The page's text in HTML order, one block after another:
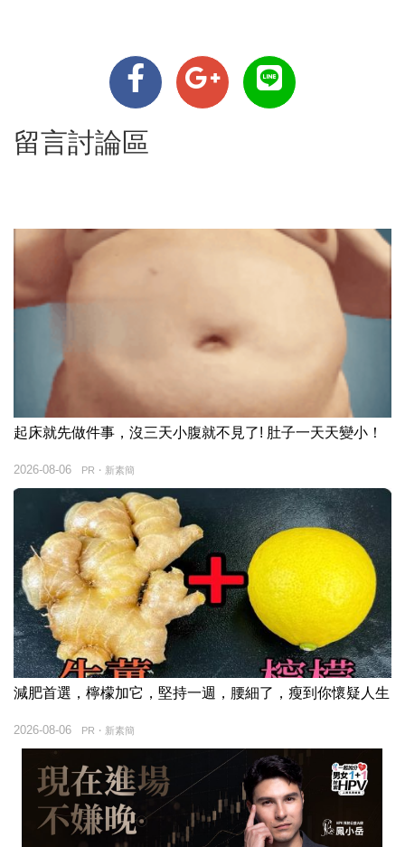
留言討論區
起床就先做件事，沒三天小腹就不見了! 肚子一天天變小！
PR・新素簡
2026-08-06
減肥首選，檸檬加它，堅持一週，腰細了，瘦到你懷疑人生
PR・新素簡
2026-08-06